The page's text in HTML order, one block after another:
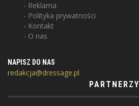
Reklama
Polityka prywatności
Kontakt
O nas
NAPISZ DO NAS
redakcja@dressage.pl
PARTNERZY